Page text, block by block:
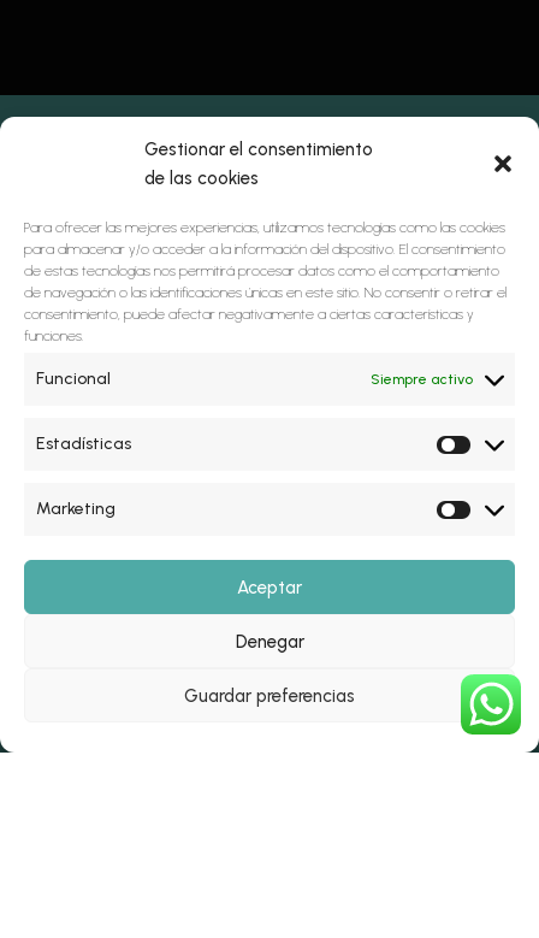
Gestionar el consentimiento
de las cookies
Para ofrecer las mejores experiencias, utilizamos tecnologías como las cookies
para almacenar y/o acceder a la información del dispositivo. El consentimiento
de estas tecnologías nos permitirá procesar datos como el comportamiento
de navegación o las identificaciones únicas en este sitio. No consentir o retirar el
consentimiento, puede afectar negativamente a ciertas características y
funciones.
Funcional Siempre activo
Estadísticas
Marketing
Aceptar
Denegar
Guardar preferencias